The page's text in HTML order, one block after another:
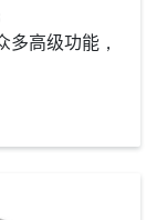
多高级功能，